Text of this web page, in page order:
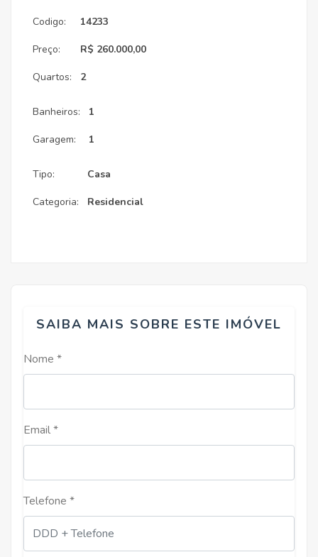
Codigo:
Preço:
Quartos:
14233
R$ 260.000,00
2
Banheiros:
Garagem:
1
1
Tipo:
Categoria:
Casa
Residencial
SAIBA MAIS SOBRE ESTE IMÓVEL
Nome *
Email *
Telefone *